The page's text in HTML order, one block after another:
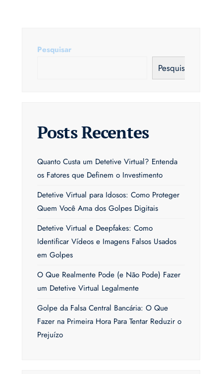
Pesquisar
Pesquisar
Posts Recentes
Quanto Custa um Detetive Virtual? Entenda
os Fatores que Definem o Investimento
Detetive Virtual para Idosos: Como Proteger
Quem Você Ama dos Golpes Digitais
Detetive Virtual e Deepfakes: Como
Identificar Vídeos e Imagens Falsos Usados
em Golpes
O Que Realmente Pode (e Não Pode) Fazer
um Detetive Virtual Legalmente
Golpe da Falsa Central Bancária: O Que
Fazer na Primeira Hora Para Tentar Reduzir o
Prejuízo